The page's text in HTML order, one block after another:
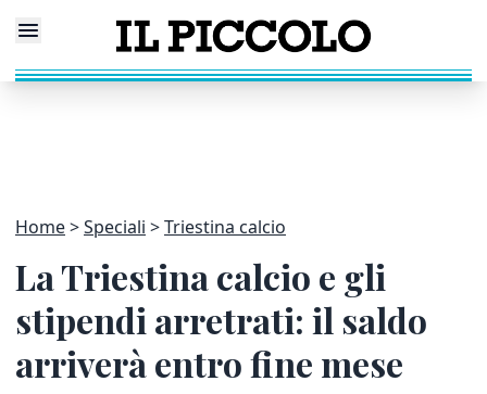
Home Speciali Triestina calcio
La Triestina calcio e gli
stipendi arretrati: il saldo
arriverà entro fine mese